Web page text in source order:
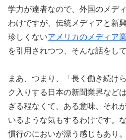
学力が達者なので、外国のメデ
わけですが、伝統メディアと新
珍しくないアメリカのメディア
を引用されつつ、そんな話をし
まあ、つまり、「長く働き続け
ク入りする日本の新聞業界など
ぎる程なくて、ある意味、それ
いるような気もするわけです。
慣行のにおいが漂う感じもあり